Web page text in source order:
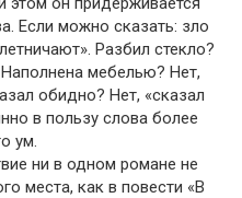
Если можно сказать: зло
Разбил стекло?
мебелью? Нет,
обидно? Нет, «сказал
в пользу слова более
ум.
ни в одном романе не
места, как в повести «В